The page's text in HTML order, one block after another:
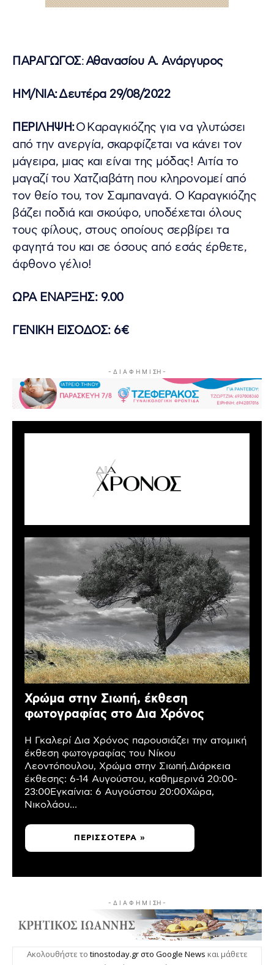
ΠΑΡΑΓΩΓΟΣ:Αθανασίου Α. Ανάργυρος
ΗΜ/ΝΙΑ:Δευτέρα 29/08/2022
ΠΕΡΙΛΗΨΗ:O Kαραγκιόζης για να γλυτώσει
από την ανεργία, σκαρφίζεται να κάνει τον
μάγειρα, μιας και είναι της μόδας! Αιτία το
μαγαζί του Χατζιαβάτη που κληρονομεί από
τον θείο του, τον Σαμπαναγά. Ο Καραγκιόζης
βάζει ποδιά και σκούφο, υποδέχεται όλους
τους φίλους, στους οποίους σερβίρει τα
φαγητά του και σε όσους από εσάς έρθετε,
άφθονο γέλιο!
ΩΡΑ ΕΝΑΡΞΗΣ: 9.00
ΓΕΝΙΚΗ ΕΙΣΟΔΟΣ: 6€
- Δ Ι Α Φ Η Μ Ι ΣΗ -
Χρώμα στην Σιωπή, έκθεση
φωτογραφίας στο Δια Χρόνος
Η Γκαλερί Δια Χρόνος παρουσιάζει την ατομική
έκθεση φωτογραφίας του Νίκου
Λεοντόπουλου, Χρώμα στην Σιωπή.Διάρκεια
έκθεσης: 6-14 Αυγούστου, καθημερινά 20:00-
23:00Εγκαίνια: 6 Αυγούστου 20:00Χώρα,
Νικολάου...
ΠΕΡΙΣΣΌΤΕΡΑ »
- Δ Ι Α Φ Η Μ Ι ΣΗ -
Ακολουθήστε το tinostoday.gr στο Google News και μάθετε